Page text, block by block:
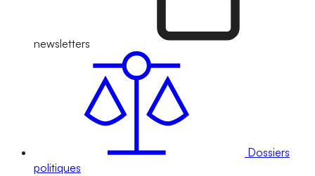
newsletters
Dossiers
politiques